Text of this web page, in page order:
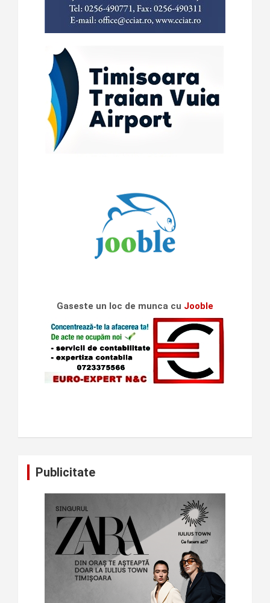
Gaseste un loc de munca cu Jooble
Publicitate